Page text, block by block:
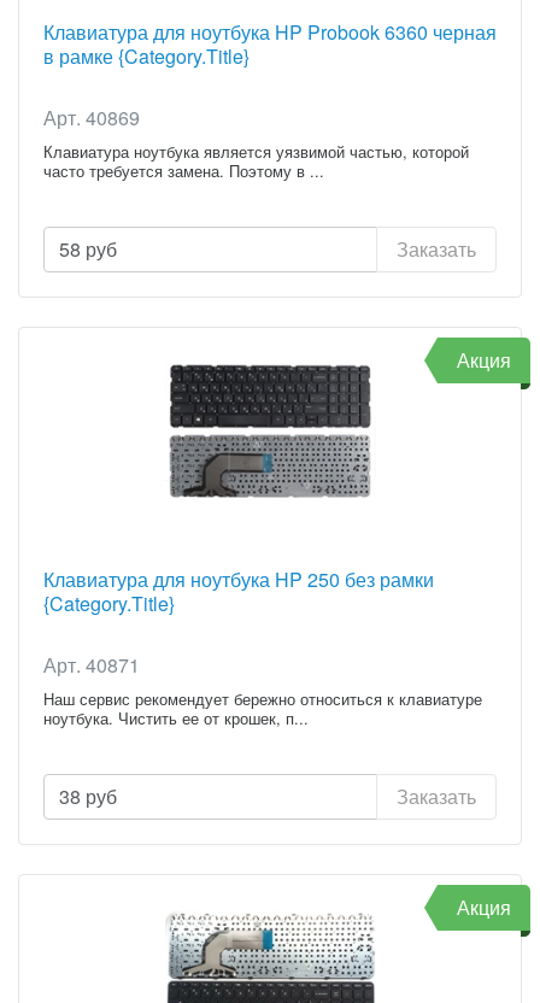
Клавиатура для ноутбука HP Probook 6360 черная
в рамке {Category.Title}
Арт. 40869
Клавиатура ноутбука является уязвимой частью, которой
часто требуется замена. Поэтому в ...
58 руб Заказать
Клавиатура для ноутбука HP 250 без рамки
{Category.Title}
Арт. 40871
Наш сервис рекомендует бережно относиться к клавиатуре
ноутбука. Чистить ее от крошек, п...
38 руб Заказать
Акция
Акция